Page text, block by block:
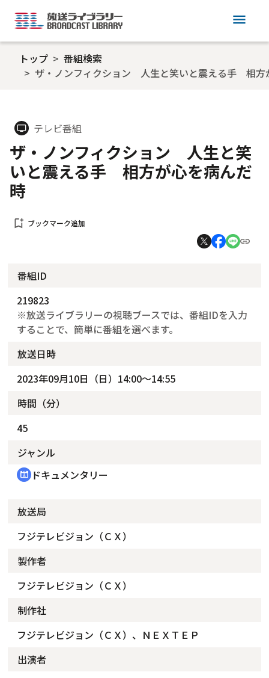
menu
トップ
番組検索
ザ・ノンフィクション 人生と笑いと震える手 相方
tv テレビ番組
ザ・ノンフィクション 人生と笑
いと震える手 相方が心を病んだ
時
bookmark_add ブックマーク追加
番組ID
219823
※放送ライブラリーの視聴ブースでは、番組IDを入力
することで、簡単に番組を選べます。
放送日時
2023年09月10日（日）14:00～14:55
時間（分）
45
ジャンル
cinematic_blur ドキュメンタリー
放送局
フジテレビジョン（ＣＸ）
製作者
フジテレビジョン（ＣＸ）
制作社
フジテレビジョン（ＣＸ）、ＮＥＸＴＥＰ
出演者